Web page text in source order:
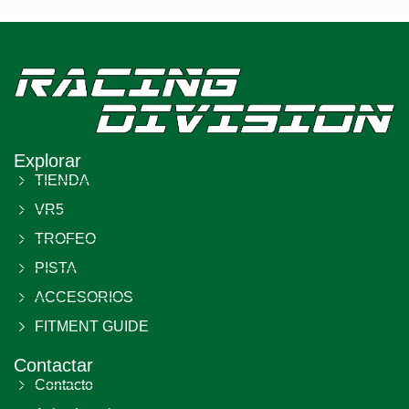
Explorar
TIENDA
VR5
TROFEO
PISTA
ACCESORIOS
FITMENT GUIDE
Contactar
Contacto